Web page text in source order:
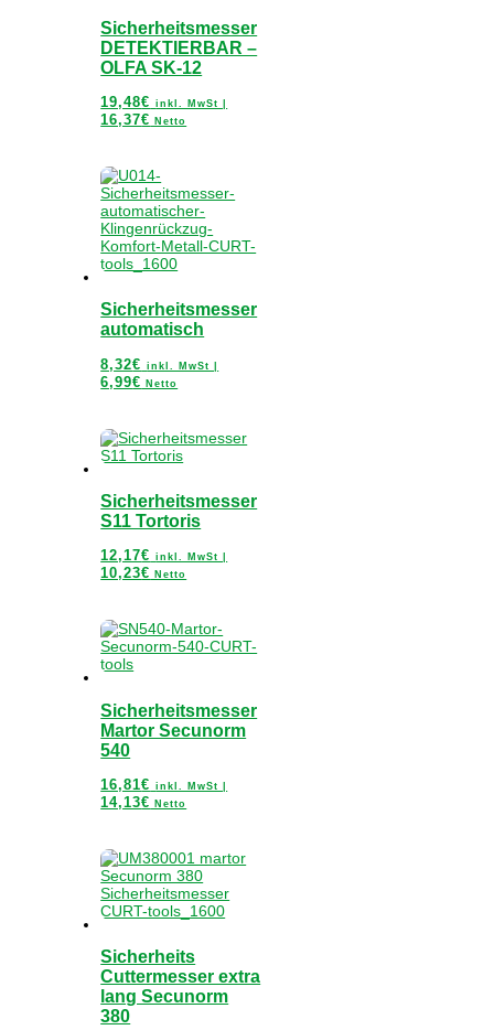
Sicherheitsmesser
DETEKTIERBAR –
OLFA SK-12
19,48€ inkl. MwSt |
16,37€ Netto
Sicherheitsmesser
automatisch
8,32€ inkl. MwSt |
6,99€ Netto
Sicherheitsmesser
S11 Tortoris
12,17€ inkl. MwSt |
10,23€ Netto
Sicherheitsmesser
Martor Secunorm
540
16,81€ inkl. MwSt |
14,13€ Netto
Sicherheits
Cuttermesser extra
lang Secunorm
380